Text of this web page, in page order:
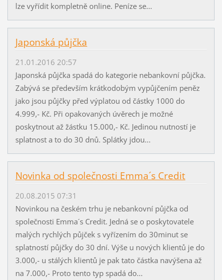
lze vyřídit kompletně online. Peníze se...
Japonská půjčka
21.01.2016 20:57
Japonská půjčka spadá do kategorie nebankovní půjčka.
Zabývá se především krátkodobým vypůjčením peněz
jako jsou půjčky před výplatou od částky 1000 do
4.999,- Kč. Při opakovaných úvěrech je možné
poskytnout až žástku 15.000,- Kč. Jedinou nutností je
splatnost a to do 30 dnů. Splátky jdou...
Novinka od společnosti Emma´s Credit
20.08.2015 07:31
Novinkou na českém trhu je nebankovní půjčka od
společnosti Emma´s Credit. Jedná se o poskytovatele
malých rychlých půjček s vyřízením do 30minut se
splatností půjčky do 30 dní. Výše u nových klientů je do
3.000,- u stálých klientů je pak tato částka navýšena až
na 7.000,- Proto tento typ spadá do...